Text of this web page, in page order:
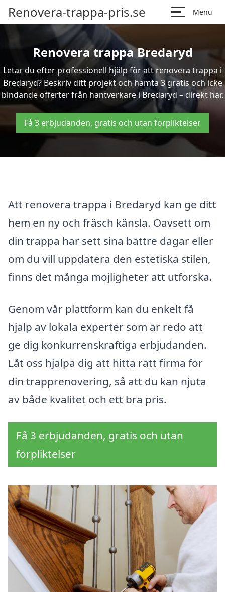
Renovera-trappa-pris.se Menu
Renovera trappa Bredaryd
Letar du efter professionell hjälp för att renovera trappa i
Bredaryd? Beskriv ditt projekt och hämta 3 gratis och icke
bindande offerter från hantverkare i Bredaryd – direkt här.
Få 3 erbjudanden, gratis och utan förpliktelser
Att renovera trappa i Bredaryd kan ge ditt
hem en ny och fräsch känsla. Oavsett om
din trappa har sett sina bättre dagar eller
om du vill uppdatera den estetiska stilen,
finns det många möjligheter att utforska.
Genom vår plattform kan du enkelt få
hjälp av lokala experter som är redo att
ge dig konkurrenskraftiga erbjudanden.
Låt oss hjälpa dig att hitta rätt firma för
din trapprenovering, så att du kan njuta
av både kvalitet och ett bra pris.
Få 3 erbjudanden, gratis och utan
förpliktelser